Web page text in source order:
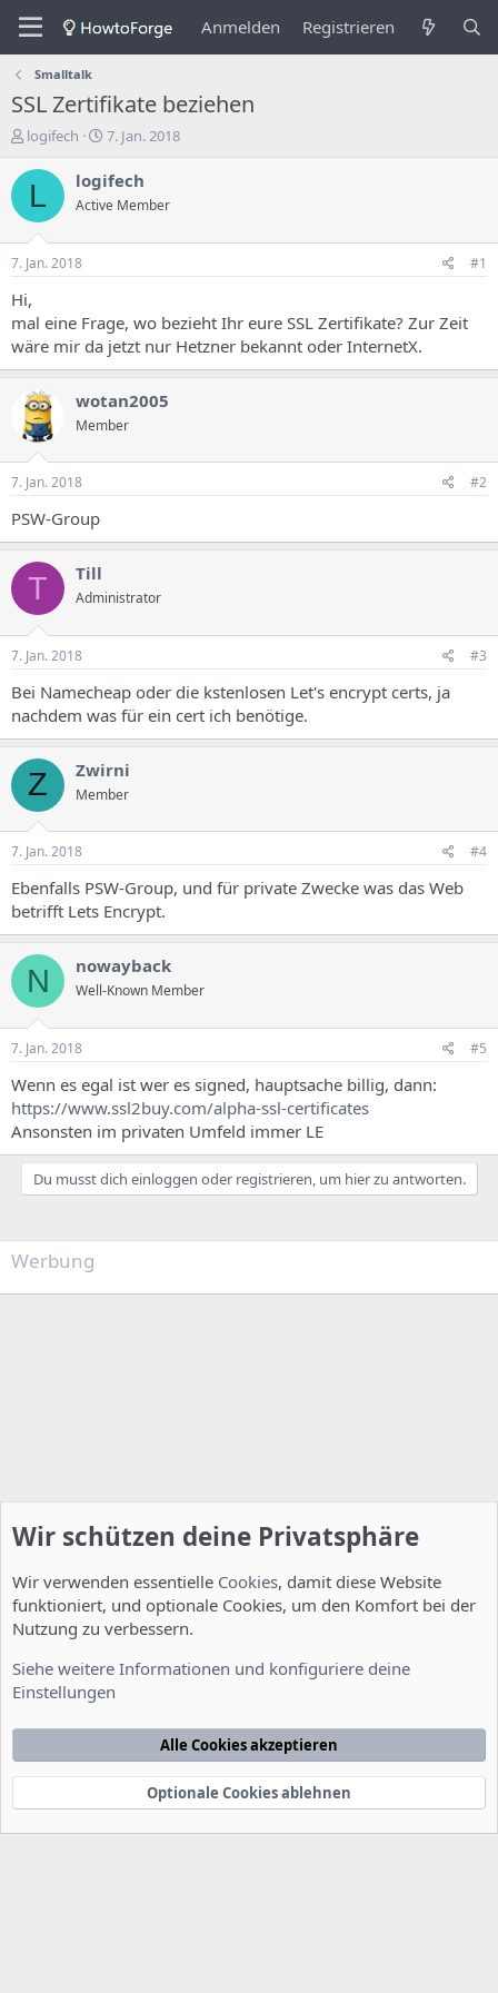
Anmelden Registrieren
Smalltalk
SSL Zertifikate beziehen
E
s
e
l
e
r
d
e
s
T
h
e
m
a
s
logifech
E
s
e
s
d
a
t
u
m
7. Jan. 2018
L logifech
Active Member
7. Jan. 2018 #1
Hi,
mal eine Frage, wo bezieht Ihr eure SSL Zertifikate? Zur Zeit
wäre mir da jetzt nur Hetzner bekannt oder InternetX.
wotan2005
Member
7. Jan. 2018 #2
PSW-Group
T Till
Administrator
7. Jan. 2018 #3
Bei Namecheap oder die kstenlosen Let's encrypt certs, ja
nachdem was für ein cert ich benötige.
Z Zwirni
Member
7. Jan. 2018 #4
Ebenfalls PSW-Group, und für private Zwecke was das Web
betrifft Lets Encrypt.
N nowayback
Well-Known Member
7. Jan. 2018 #5
Wenn es egal ist wer es signed, hauptsache billig, dann:
https://www.ssl2buy.com/alpha-ssl-certificates
Ansonsten im privaten Umfeld immer LE
Du musst dich einloggen oder registrieren, um hier zu antworten.
Werbung
Nutzungsbedingungen Datenschutzerklärung
Startseite
e
Community platform by XenForo® © 2010-2022 XenForo Ltd.
xenDach©2010-2014
Wir schützen deine Privatsphäre
Wir verwenden essentielle Cookies, damit diese Website
funktioniert, und optionale Cookies, um den Komfort bei der
Nutzung zu verbessern.
Siehe weitere Informationen und konfiguriere deine
Einstellungen
Alle Cookies akzeptieren
Optionale Cookies ablehnen